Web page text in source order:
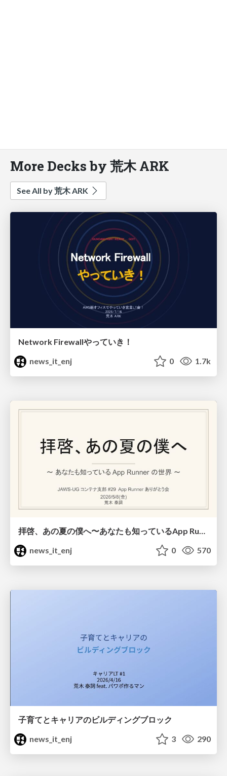
More Decks by 荒木 ARK
See All by 荒木 ARK
Network Firewallやっていき！
news_it_enj
0 1.7k
news_it_enj
0 570
子育てとキャリアのビルディングブロック
news_it_enj
3 290